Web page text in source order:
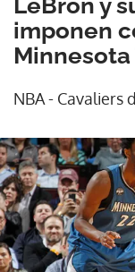
LeBron y
imponen
NBA - Cavaliers